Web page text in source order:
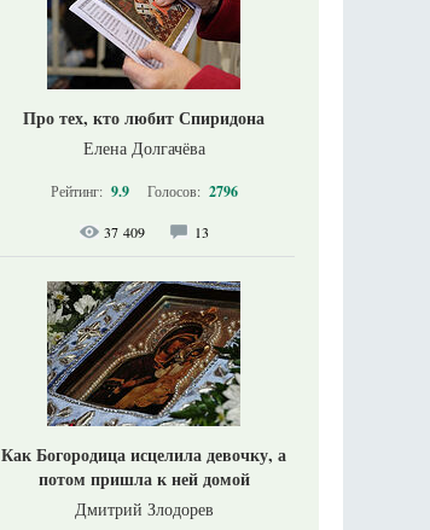
Про тех, кто любит Спиридона
Елена Долгачёва
Рейтинг: 9.9 Голосов: 2796
37 409 13
Как Богородица исцелила девочку, а
потом пришла к ней домой
Дмитрий Злодорев